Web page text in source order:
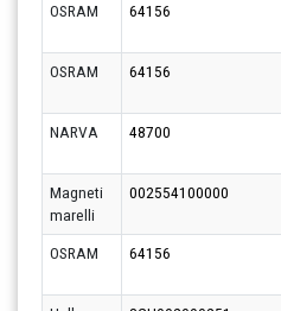
OSRAM 64156
OSRAM
64156
NARVA 48700
Magneti
marelli
002554100000
OSRAM 64156